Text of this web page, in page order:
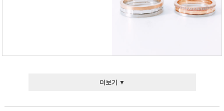
더보기 ▼